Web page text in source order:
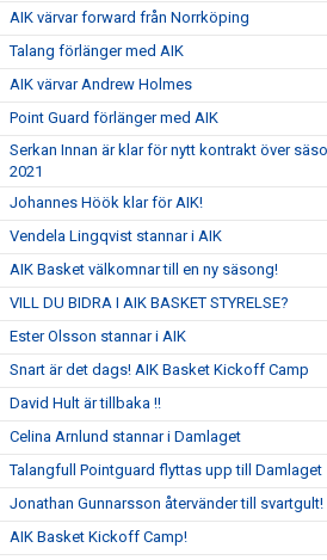
AIK värvar forward från Norrköping
Talang förlänger med AIK
AIK värvar Andrew Holmes
Point Guard förlänger med AIK
Serkan Innan är klar för nytt kontrakt över
2021
Johannes Höök klar för AIK!
Vendela Lingqvist stannar i AIK
AIK Basket välkomnar till en ny säsong!
VILL DU BIDRA I AIK BASKET STYRELSE?
Ester Olsson stannar i AIK
Snart är det dags! AIK Basket Kickoff Camp
David Hult är tillbaka !!
Celina Arnlund stannar i Damlaget
Talangfull Pointguard flyttas upp till Damlaget
Jonathan Gunnarsson återvänder till svartgult!
AIK Basket Kickoff Camp!